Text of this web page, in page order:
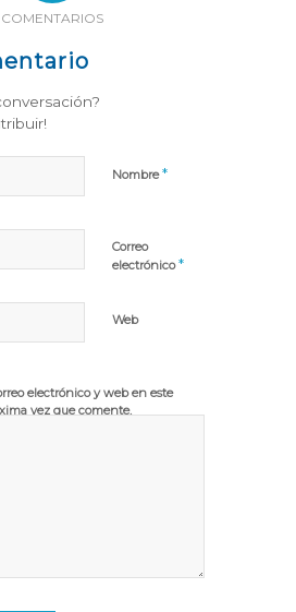
COMENTARIOS
Nombre*
Correo
electrónico*
Web
electrónico y web en este
vez que comente.